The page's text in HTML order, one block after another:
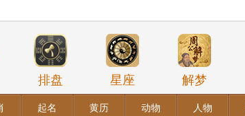
排盘 星座 解梦
起名 黄历 动物 人物